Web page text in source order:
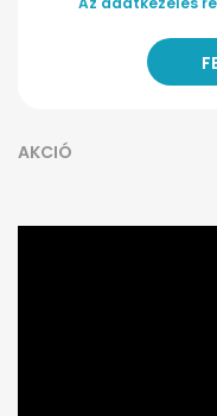
AKCIÓ